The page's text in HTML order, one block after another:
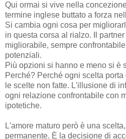
Qui ormai si vive nella
termine inglese buttato a forza
Si cambia ogni cosa per
in questa corsa al rialzo. Il
migliorabile, sempre
potenziali.
Più opzioni si hanno e meno si è
Perché? Perché ogni scelta
le scelte non fatte. L'illusione di
ogni relazione confrontabile con
ipotetiche.
L'amore maturo però è una
permanente. È la decisione di